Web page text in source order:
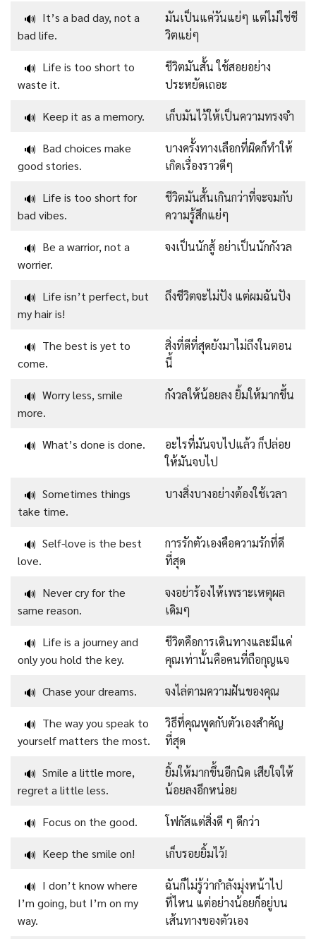
🔊 It’s a bad day, not a
bad life.
มันเป็นแค่วันแย่ๆ แต่ไม่ใช่ชี
วิตแย่ๆ
🔊 Life is too short to
waste it.
ชีวิตมันสั้น ใช้สอยอย่าง
ประหยัดเถอะ
🔊 Keep it as a memory. เก็บมันไว้ให้เป็นความทรงจำ
🔊 Bad choices make
good stories.
บางครั้งทางเลือกที่ผิดก็ทำให้
เกิดเรื่องราวดีๆ
🔊 Life is too short for
bad vibes.
ชีวิตมันสั้นเกินกว่าที่จะจมกับ
ความรู้สึกแย่ๆ
🔊 Be a warrior, not a
worrier.
จงเป็นนักสู้ อย่าเป็นนักกังวล
🔊 Life isn’t perfect, but
my hair is!
ถึงชีวิตจะไม่ปัง แต่ผมฉันปัง
🔊 The best is yet to
come.
สิ่งที่ดีที่สุดยังมาไม่ถึงในตอน
นี้
🔊 Worry less, smile
more.
กังวลให้น้อยลง ยิ้มให้มากขึ้น
🔊 What’s done is done.
อะไรที่มันจบไปแล้ว ก็ปล่อย
ให้มันจบไป
🔊 Sometimes things
take time.
บางสิ่งบางอย่างต้องใช้เวลา
🔊 Self-love is the best
love.
การรักตัวเองคือความรักที่ดี
ที่สุด
🔊 Never cry for the
same reason.
จงอย่าร้องไห้เพราะเหตุผล
เดิมๆ
🔊 Life is a journey and
only you hold the key.
ชีวิตคือการเดินทางและมีแค่
คุณเท่านั้นคือคนที่ถือกุญแจ
🔊 Chase your dreams. จงไล่ตามความฝันของคุณ
🔊 The way you speak to
yourself matters the most.
วิธีที่คุณพูดกับตัวเองสำคัญ
ที่สุด
🔊 Smile a little more,
regret a little less.
ยิ้มให้มากขึ้นอีกนิด เสียใจให้
น้อยลงอีกหน่อย
🔊 Focus on the good. โฟกัสแต่สิ่งดี ๆ ดีกว่า
🔊 Keep the smile on! เก็บรอยยิ้มไว้!
🔊 I don’t know where
I’m going, but I’m on my
way.
ฉันก็ไม่รู้ว่ากำลังมุ่งหน้าไป
ที่ไหน แต่อย่างน้อยก็อยู่บน
เส้นทางของตัวเอง